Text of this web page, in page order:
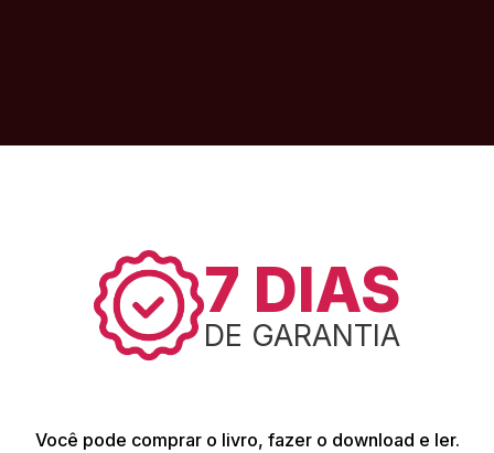
7 DIAS
DE GARANTIA
Você pode comprar o livro, fazer o download e ler.